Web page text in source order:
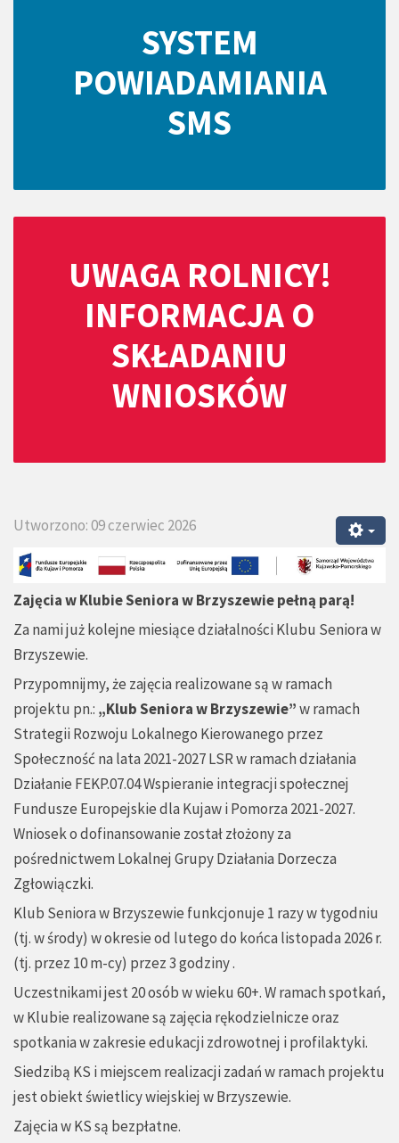
SYSTEM
POWIADAMIANIA
SMS
UWAGA ROLNICY!
INFORMACJA O
SKŁADANIU
WNIOSKÓW
Utworzono: 09 czerwiec 2026
Zajęcia w Klubie Seniora w Brzyszewie pełną parą!
Za nami już kolejne miesiące działalności Klubu Seniora w
Brzyszewie.
Przypomnijmy, że zajęcia realizowane są w ramach
projektu pn.: „Klub Seniora w Brzyszewie”w ramach
Strategii Rozwoju Lokalnego Kierowanego przez
Społeczność na lata 2021-2027 LSR w ramach działania
Działanie FEKP.07.04 Wspieranie integracji społecznej
Fundusze Europejskie dla Kujaw i Pomorza 2021-2027.
Wniosek o dofinansowanie został złożony za
pośrednictwem Lokalnej Grupy Działania Dorzecza
Zgłowiączki.
Klub Seniora w Brzyszewie funkcjonuje 1 razy w tygodniu
(tj. w środy) w okresie od lutego do końca listopada 2026 r.
(tj. przez 10 m-cy) przez 3 godziny .
Uczestnikami jest 20 osób w wieku 60+. W ramach spotkań,
w Klubie realizowane są zajęcia rękodzielnicze oraz
spotkania w zakresie edukacji zdrowotnej i profilaktyki.
Siedzibą KS i miejscem realizacji zadań w ramach projektu
jest obiekt świetlicy wiejskiej w Brzyszewie.
Zajęcia w KS są bezpłatne.